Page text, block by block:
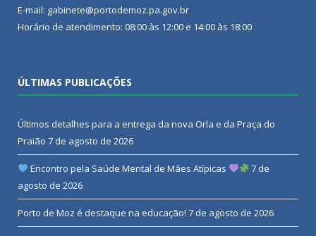
E-mail: gabinete@portodemoz.pa.gov.br
Horário de atendimento: 08:00 às 12:00 e 14:00 às 18:00
ÚLTIMAS PUBLICAÇÕES
Últimos detalhes para a entrega da nova Orla e da Praça do
Praião 7 de agosto de 2026
Encontro pela Saúde Mental de Mães Atípicas
7 de
agosto de 2026
Porto de Moz é destaque na educação! 7 de agosto de 2026